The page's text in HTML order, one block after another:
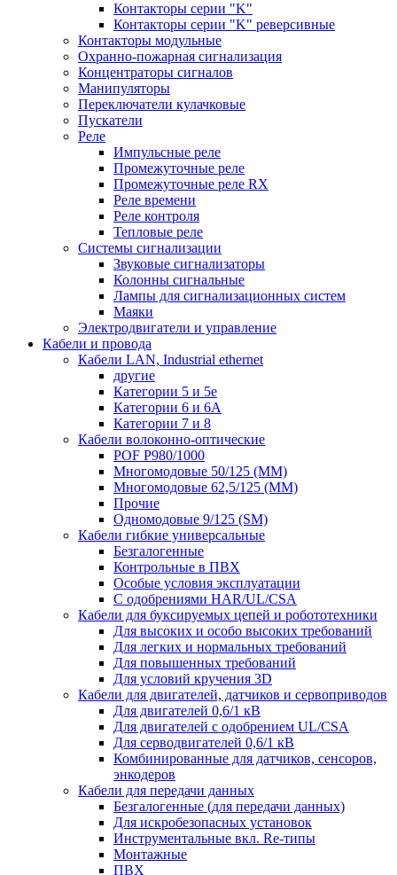
Контакторы серии "K"
Контакторы серии "K" реверсивные
Контакторы модульные
Охранно-пожарная сигнализация
Концентраторы сигналов
Манипуляторы
Переключатели кулачковые
Пускатели
Реле
Импульсные реле
Промежуточные реле
Промежуточные реле RX
Реле времени
Реле контроля
Тепловые реле
Системы сигнализации
Звуковые сигнализаторы
Колонны сигнальные
Лампы для сигнализационных систем
Маяки
Электродвигатели и управление
Кабели и провода
Кабели LAN, Industrial ethernet
другие
Категории 5 и 5е
Категории 6 и 6A
Категории 7 и 8
Кабели волоконно-оптические
POF P980/1000
Многомодовые 50/125 (ММ)
Многомодовые 62,5/125 (ММ)
Прочие
Одномодовые 9/125 (SM)
Кабели гибкие универсальные
Безгалогенные
Контрольные в ПВХ
Особые условия эксплуатации
С одобрениями HAR/UL/CSA
Кабели для буксируемых цепей и робототехники
Для высоких и особо высоких требований
Для легких и нормальных требований
Для повышенных требований
Для условий кручения 3D
Кабели для двигателей, датчиков и сервоприводов
Для двигателей 0,6/1 кВ
Для двигателей с одобрением UL/CSA
Для серводвигателей 0,6/1 кВ
Комбинированные для датчиков, cенсоров,
энкодеров
Кабели для передачи данных
Безгалогенные (для передачи данных)
Для искробезопасных установок
Инструментальные вкл. Re-типы
Монтажные
ПВХ